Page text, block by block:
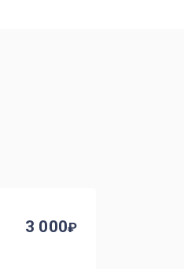
3 000